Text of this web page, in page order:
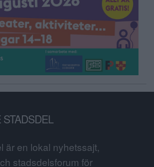
STADSDEL
är en lokal nyhetssajt,
stadsdelsforum för